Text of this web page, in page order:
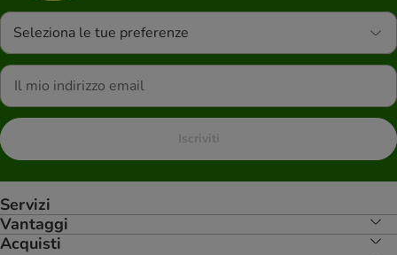
Seleziona le tue preferenze
Iscriviti
Servizi
Vantaggi
Acquisti